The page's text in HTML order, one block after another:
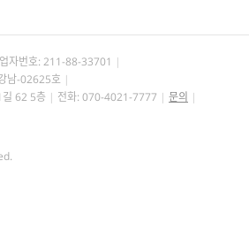
자번호: 211-88-33701
남-02625호
길 62 5층
전화: 070-4021-7777
문의